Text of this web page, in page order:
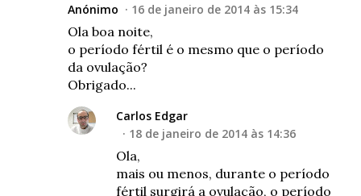
Anónimo 16 de janeiro de 2014 às 15:34
Ola boa noite,
o período fértil é o mesmo que o período
da ovulação?
Obrigado...
Carlos Edgar
18 de janeiro de 2014 às 14:36
Ola,
mais ou menos, durante o período
fértil surgirá a ovulação, o período